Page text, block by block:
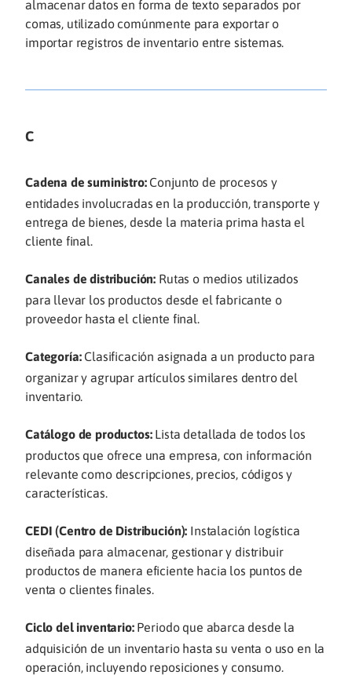
almacenar datos en forma de texto separados por
comas, utilizado comúnmente para exportar o
importar registros de inventario entre sistemas.
C
Cadena de suministro: Conjunto de procesos y
entidades involucradas en la producción, transporte y
entrega de bienes, desde la materia prima hasta el
cliente final.
Canales de distribución: Rutas o medios utilizados
para llevar los productos desde el fabricante o
proveedor hasta el cliente final.
Categoría:Clasificación asignada a un producto para
organizar y agrupar artículos similares dentro del
inventario.
Catálogo de productos: Lista detallada de todos los
productos que ofrece una empresa, con información
relevante como descripciones, precios, códigos y
características.
CEDI (Centro de Distribución): Instalación logística
diseñada para almacenar, gestionar y distribuir
productos de manera eficiente hacia los puntos de
venta o clientes finales.
Ciclo del inventario: Periodo que abarca desde la
adquisición de un inventario hasta su venta o uso en la
operación, incluyendo reposiciones y consumo.